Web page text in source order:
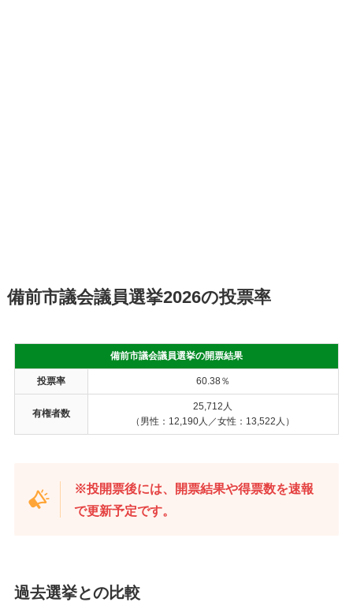
備前市議会議員選挙2026の投票率
備前市議会議員選挙の開票結果
投票率 60.38％
有権者数
25,712人
（男性：12,190人／女性：13,522人）
※投開票後には、開票結果や得票数を速報
で更新予定です。
過去選挙との比較